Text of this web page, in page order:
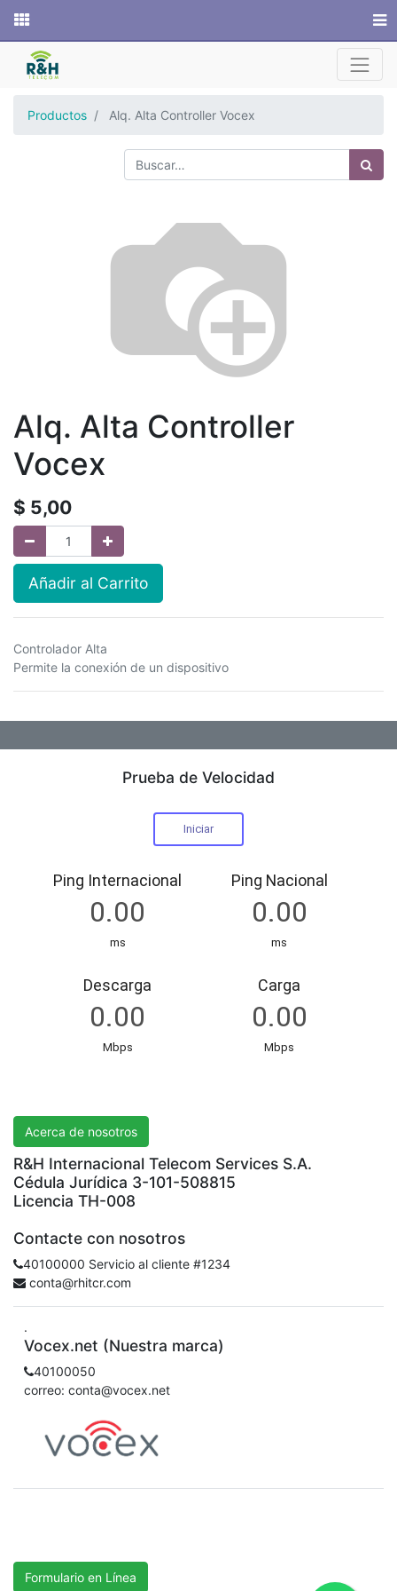
Productos Alq. Alta Controller Vocex
Alq. Alta Controller
Vocex
$ 5,00
Añadir al Carrito
Controlador Alta
Permite la conexión de un dispositivo
Prueba de Velocidad
Acerca de nosotros
R&H Internacional Telecom Services S.A.
Cédula Jurídica 3-101-508815
Licencia TH-008
Contacte con nosotros
40100000 Servicio al cliente #1234
conta@rhitcr.com
.
Vocex.net (Nuestra marca)
40100050
correo: conta@vocex.net
Formulario en Línea